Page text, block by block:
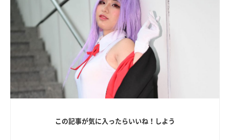
この記事が気に入ったらいいね！しよう